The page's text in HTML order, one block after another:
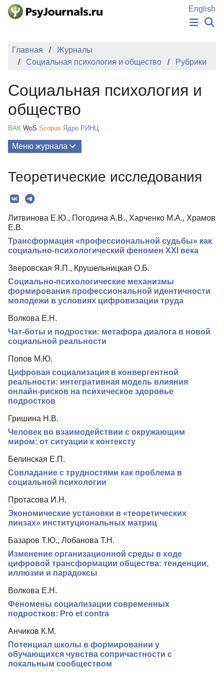
Перейти к основному содержанию
English
НОВОСТИ
ИЗДАНИЯ
БАЗА ЗНАНИЙ
Регистрация
Главная
Журналы
Социальная психология и общество
Рубрики
Социальная психология и
общество
ВАК WoS Scopus Ядро РИНЦ
Меню журнала
О Журнале
Миссия
Редколлегия
Редакционная политика
Индексирование
Для авторов
Рубрики
Теоретические исследования
Литвинова Е.Ю., Погодина А.В., Харченко М.А., Храмов
Е.В.
Трансформация «профессиональной судьбы» как
социально-психологический феномен XXI века
Зверовская Я.П., Крушельницкая О.Б.
Социально-психологические механизмы
формирования профессиональной идентичности
молодежи в условиях цифровизации труда
Волкова Е.Н.
Чат-боты и подростки: метафора диалога в новой
социальной реальности
Попов М.Ю.
Цифровая социализация в конвергентной
реальности: интегративная модель влияния
онлайн-рисков на психическое здоровье
подростков
Гришина Н.В.
Человек во взаимодействии с окружающим
миром: от ситуации к контексту
Белинская Е.П.
Совладание с трудностями как проблема в
социальной психологии
Протасова И.Н.
Экономические установки в «теоретических
линзах» институциональных матриц
Базаров Т.Ю., Лобанова Т.Н.
Изменение организационной среды в ходе
цифровой трансформации общества: тенденции,
иллюзии и парадоксы
Волкова Е.Н.
Феномены социализации современных
подростков: Pro et contra
Анчиков К.М.
Потенциал школы в формировании у
обучающихся чувства сопричастности с
локальным сообществом